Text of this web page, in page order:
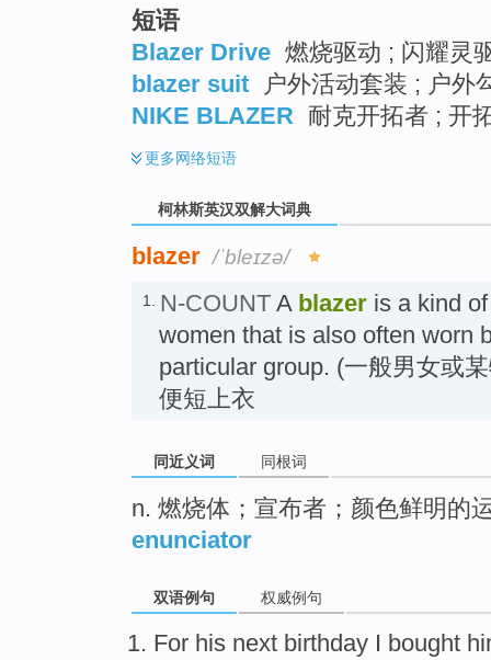
短语
Blazer Drive 燃烧驱动 ; 闪耀灵
blazer suit
户外活动套装 ; 户外
NIKE BLAZER 耐克开拓者 ; 开
更多网络短语
柯林斯英汉双解大词典
blazer /ˈbleɪzə/
1. N-COUNT A blazer is a kind
women that is also often worn
particular group. (一般男女或
便短上衣
同近义词 同根词
n. 燃烧体；宣布者；颜色鲜明的
enunciator
双语例句 权威例句
For his next birthday I bought